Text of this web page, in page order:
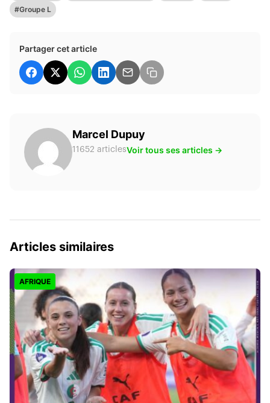
#Groupe L
Partager cet article
Marcel Dupuy
11652 articlesVoir tous ses articles →
Articles similaires
AFRIQUE